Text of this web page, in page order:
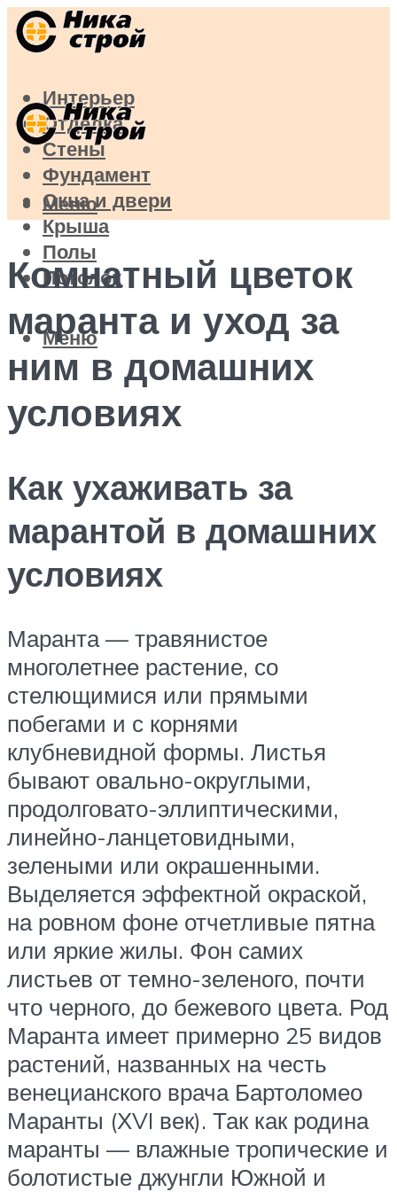
Интерьер
Отделка
Стены
Фундамент
Окна и двери
Крыша
Полы
Потолок
Меню
Меню
Комнатный цветок
маранта и уход за
ним в домашних
условиях
Как ухаживать за
марантой в домашних
условиях
Маранта — травянистое
многолетнее растение, со
стелющимися или прямыми
побегами и с корнями
клубневидной формы. Листья
бывают овально-округлыми,
продолговато-эллиптическими,
линейно-ланцетовидными,
зелеными или окрашенными.
Выделяется эффектной окраской,
на ровном фоне отчетливые пятна
или яркие жилы. Фон самих
листьев от темно-зеленого, почти
что черного, до бежевого цвета. Род
Маранта имеет примерно 25 видов
растений, названных на честь
венецианского врача Бартоломео
Маранты (ХVI век). Так как родина
маранты — влажные тропические и
болотистые джунгли Южной и